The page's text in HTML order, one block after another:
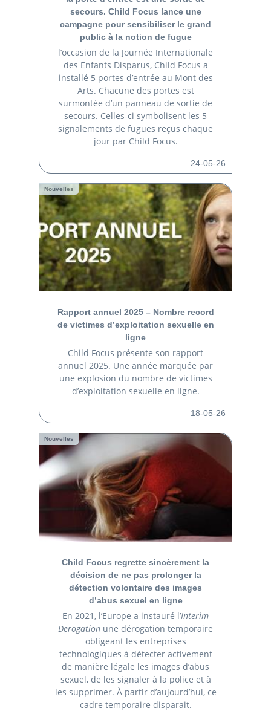
secours. Child Focus lance une
campagne pour sensibiliser le grand
public à la notion de fugue
l’occasion de la Journée Internationale
des Enfants Disparus, Child Focus a
installé 5 portes d’entrée au Mont des
Arts. Chacune des portes est
surmontée d’un panneau de sortie de
secours. Celles-ci symbolisent les 5
signalements de fugues reçus chaque
jour par Child Focus.
24-05-26
Nouvelles
Rapport annuel 2025 – Nombre record
de victimes d’exploitation sexuelle en
ligne
Child Focus présente son rapport
annuel 2025. Une année marquée par
une explosion du nombre de victimes
d’exploitation sexuelle en ligne.
18-05-26
Nouvelles
Child Focus regrette sincèrement la
décision de ne pas prolonger la
détection volontaire des images
d’abus sexuel en ligne
En 2021, l’Europe a instauré l’Interim
Derogation une dérogation temporaire
obligeant les entreprises
technologiques à détecter activement
de manière légale les images d’abus
sexuel, de les signaler à la police et à
les supprimer. À partir d’aujourd’hui, ce
cadre temporaire disparait.